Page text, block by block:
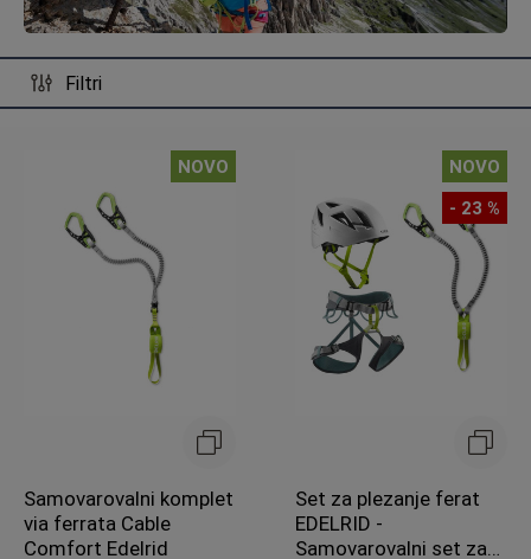
Filtri
NOVO
Samovarovalni komplet
via ferrata Cable
Comfort Edelrid
NOVO
- 23 %
Set za plezanje ferat
EDELRID -
Samovarovalni set za